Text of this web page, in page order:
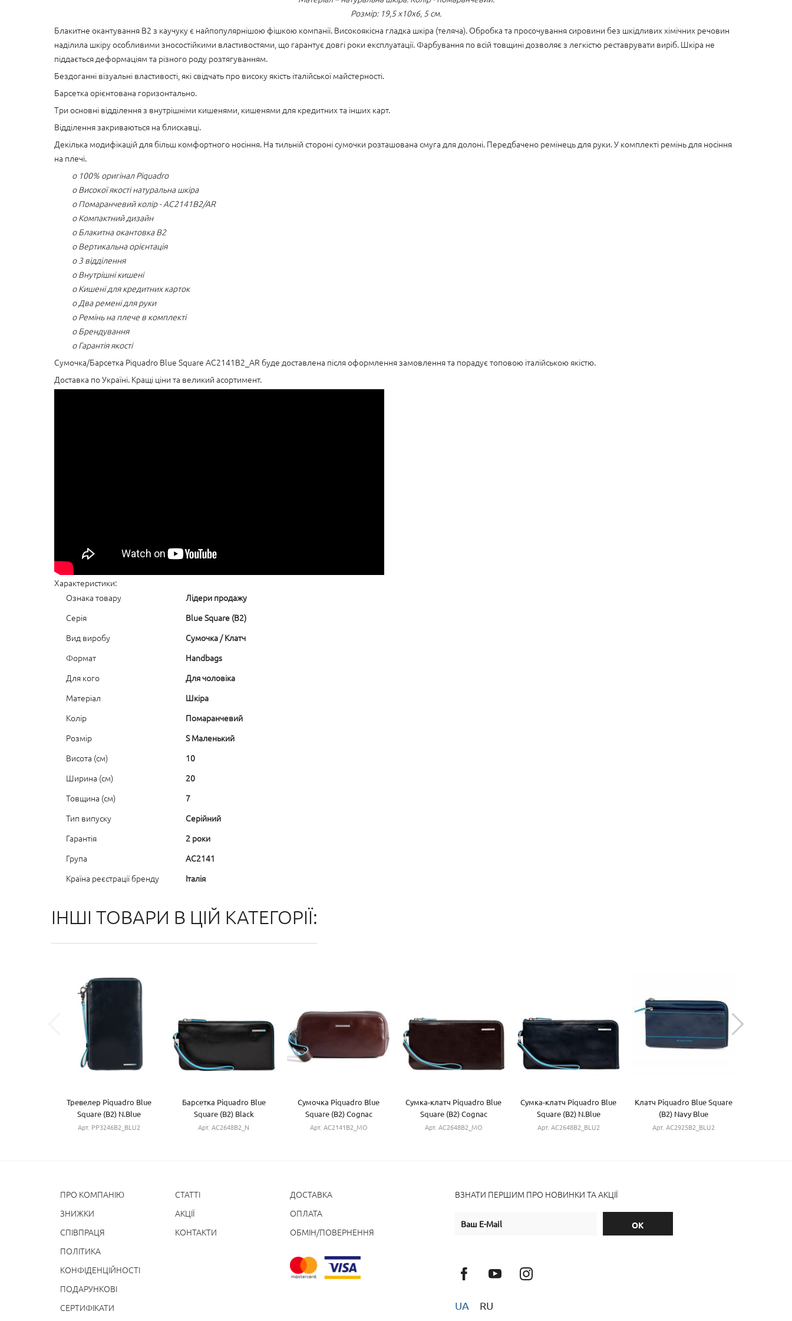
Розмір: 19,5 х10х6, 5 см.
Блакитне окантування B2 з каучуку є найпопулярнішою фішкою компанії. Високоякісна гладка шкіра (теляча). Обробка та просочування сировини без шкідливих хімічних речовин
наділила шкіру особливими зносостійкими властивостями, що гарантує довгі роки експлуатації. Фарбування по всій товщині дозволяє з легкістю реставрувати виріб. Шкіра не
піддається деформаціям та різного роду розтягуванням.
Бездоганні візуальні властивості, які свідчать про високу якість італійської майстерності.
Барсетка орієнтована горизонтально.
Три основні відділення з внутрішніми кишенями, кишенями для кредитних та інших карт.
Відділення закриваються на блискавці.
Декілька модифікацій для більш комфортного носіння. На тильній стороні сумочки розташована смуга для долоні. Передбачено ремінець для руки. У комплекті ремінь для носіння
на плечі.
o 100% оригінал Piquadro
o Високої якості натуральна шкіра
o Помаранчевий колір - AC2141B2/AR
o Компактний дизайн
o Блакитна окантовка B2
o Вертикальна орієнтація
o 3 відділення
o Внутрішні кишені
o Кишені для кредитних карток
o Два ремені для руки
o Ремінь на плече в комплекті
o Брендування
o Гарантія якості
Сумочка/Барсетка Piquadro Blue Square AC2141B2_AR буде доставлена після оформлення замовлення та порадує топовою італійською якістю.
Доставка по Україні. Кращі ціни та великий асортимент.
Характеристики:
Ознака товару
Лідери продажу
Серія
Blue Square (B2)
Вид виробу
Сумочка / Клатч
Формат
Handbags
Для кого
Для чоловіка
Матеріал
Шкіра
Колір
Помаранчевий
Розмір
S Маленький
Висота (см)
10
Ширина (см)
20
Товщина (см)
7
Тип випуску
Серійний
Гарантія
2 роки
Група
AC2141
Країна реєстрації бренду
Італія
ІНШІ ТОВАРИ В ЦІЙ КАТЕГОРІЇ:
Тревелер Piquadro Blue
Square (B2) N.Blue
PP3246B2_BLU2
Арт. PP3246B2_BLU2
Барсетка Piquadro Blue
Square (B2) Black
AC2648B2_N
Арт. AC2648B2_N
Сумочка Piquadro Blue
Square (B2) Cognac
AC2141B2_MO
Арт. AC2141B2_MO
Сумка-клатч Piquadro Blue
Square (B2) Cognac
AC2648B2_MO
Арт. AC2648B2_MO
Сумка-клатч Piquadro Blue
Square (B2) N.Blue
AC2648B2_BLU2
Арт. AC2648B2_BLU2
Клатч Piquadro Blue Square
(B2) Navy Blue
AC2925B2_BLU2
Арт. AC2925B2_BLU2
ПРО КОМПАНІЮ
ЗНИЖКИ
СПІВПРАЦЯ
ПОЛІТИКА
КОНФІДЕНЦІЙНОСТІ
ПОДАРУНКОВІ
СЕРТИФІКАТИ
СТАТТІ
АКЦІЇ
КОНТАКТИ
ДОСТАВКА
ОПЛАТА
ОБМІН/ПОВЕРНЕННЯ
ВЗНАТИ ПЕРШИМ ПРО НОВИНКИ ТА АКЦІЇ
UA RU